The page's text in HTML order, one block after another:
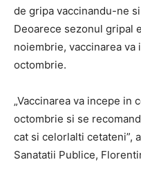
de gripa vaccinandu-ne
Deoarece sezonul gripal
noiembrie, vaccinarea va
octombrie.
„Vaccinarea va incepe in
octombrie si se
cat si celorlalti cetateni”,
Sanatatii Publice,